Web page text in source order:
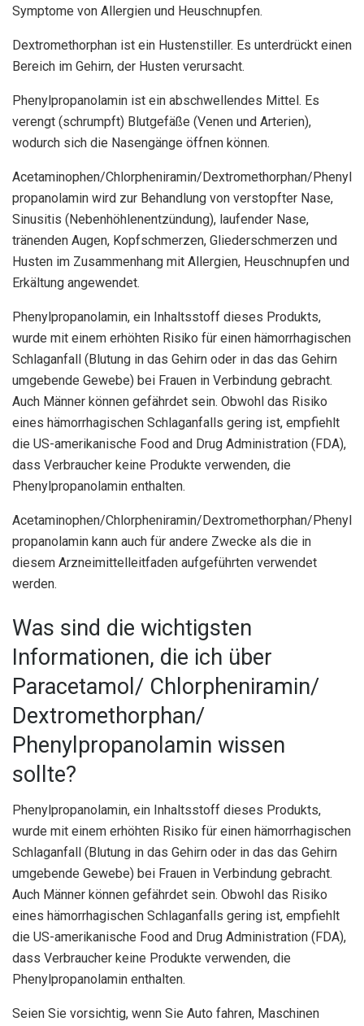
Symptome von Allergien und Heuschnupfen.
Dextromethorphan ist ein Hustenstiller. Es unterdrückt einen
Bereich im Gehirn, der Husten verursacht.
Phenylpropanolamin ist ein abschwellendes Mittel. Es
verengt (schrumpft) Blutgefäße (Venen und Arterien),
wodurch sich die Nasengänge öffnen können.
Acetaminophen/Chlorpheniramin/Dextromethorphan/Phenyl
propanolamin wird zur Behandlung von verstopfter Nase,
Sinusitis (Nebenhöhlenentzündung), laufender Nase,
tränenden Augen, Kopfschmerzen, Gliederschmerzen und
Husten im Zusammenhang mit Allergien, Heuschnupfen und
Erkältung angewendet.
Phenylpropanolamin, ein Inhaltsstoff dieses Produkts,
wurde mit einem erhöhten Risiko für einen hämorrhagischen
Schlaganfall (Blutung in das Gehirn oder in das das Gehirn
umgebende Gewebe) bei Frauen in Verbindung gebracht.
Auch Männer können gefährdet sein. Obwohl das Risiko
eines hämorrhagischen Schlaganfalls gering ist, empfiehlt
die US-amerikanische Food and Drug Administration (FDA),
dass Verbraucher keine Produkte verwenden, die
Phenylpropanolamin enthalten.
Acetaminophen/Chlorpheniramin/Dextromethorphan/Phenyl
propanolamin kann auch für andere Zwecke als die in
diesem Arzneimittelleitfaden aufgeführten verwendet
werden.
Was sind die wichtigsten
Informationen, die ich über
Paracetamol/ Chlorpheniramin/
Dextromethorphan/
Phenylpropanolamin wissen
sollte?
Phenylpropanolamin, ein Inhaltsstoff dieses Produkts,
wurde mit einem erhöhten Risiko für einen hämorrhagischen
Schlaganfall (Blutung in das Gehirn oder in das das Gehirn
umgebende Gewebe) bei Frauen in Verbindung gebracht.
Auch Männer können gefährdet sein. Obwohl das Risiko
eines hämorrhagischen Schlaganfalls gering ist, empfiehlt
die US-amerikanische Food and Drug Administration (FDA),
dass Verbraucher keine Produkte verwenden, die
Phenylpropanolamin enthalten.
Seien Sie vorsichtig, wenn Sie Auto fahren, Maschinen